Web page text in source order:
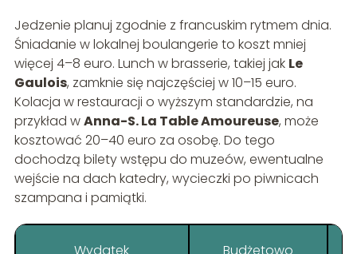
Jedzenie planuj zgodnie z francuskim rytmem dnia.
Śniadanie w lokalnej boulangerie to koszt mniej
więcej 4–8 euro. Lunch w brasserie, takiej jak Le
Gaulois, zamknie się najczęściej w 10–15 euro.
Kolacja w restauracji o wyższym standardzie, na
przykład wAnna-S. La Table Amoureuse, może
kosztować 20–40 euro za osobę. Do tego
dochodzą bilety wstępu do muzeów, ewentualne
wejście na dach katedry, wycieczki po piwnicach
szampana i pamiątki.